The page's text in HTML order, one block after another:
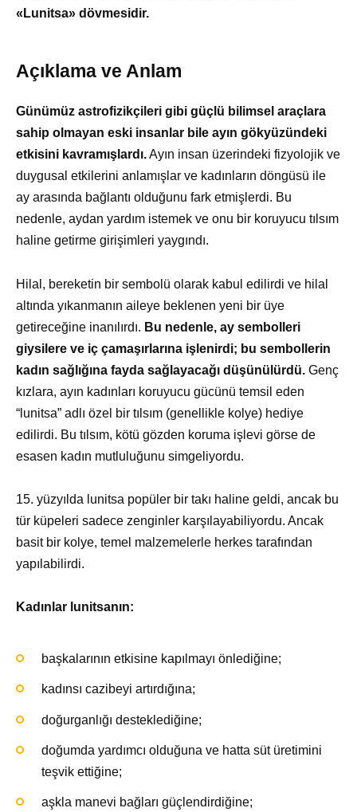
«Lunitsa» dövmesidir.
Açıklama ve Anlam
Günümüz astrofizikçileri gibi güçlü bilimsel araçlara
sahip olmayan eski insanlar bile ayın gökyüzündeki
etkisini kavramışlardı.Ayın insan üzerindeki fizyolojik ve
duygusal etkilerini anlamışlar ve kadınların döngüsü ile
ay arasında bağlantı olduğunu fark etmişlerdi. Bu
nedenle, aydan yardım istemek ve onu bir koruyucu tılsım
haline getirme girişimleri yaygındı.
Hilal, bereketin bir sembolü olarak kabul edilirdi ve hilal
altında yıkanmanın aileye beklenen yeni bir üye
getireceğine inanılırdı. Bu nedenle, ay sembolleri
giysilere ve iç çamaşırlarına işlenirdi; bu sembollerin
kadın sağlığına fayda sağlayacağı düşünülürdü. Genç
kızlara, ayın kadınları koruyucu gücünü temsil eden
“lunitsa” adlı özel bir tılsım (genellikle kolye) hediye
edilirdi. Bu tılsım, kötü gözden koruma işlevi görse de
esasen kadın mutluluğunu simgeliyordu.
15. yüzyılda lunitsa popüler bir takı haline geldi, ancak bu
tür küpeleri sadece zenginler karşılayabiliyordu. Ancak
basit bir kolye, temel malzemelerle herkes tarafından
yapılabilirdi.
Kadınlar lunitsanın:
başkalarının etkisine kapılmayı önlediğine;
kadınsı cazibeyi artırdığına;
doğurganlığı desteklediğine;
doğumda yardımcı olduğuna ve hatta süt üretimini
teşvik ettiğine;
aşkla manevi bağları güçlendirdiğine;